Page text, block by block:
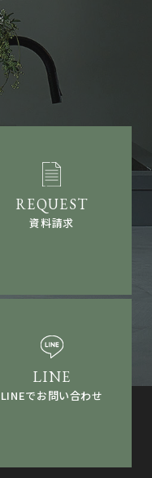
資料請求
LINEでお問い合わせ